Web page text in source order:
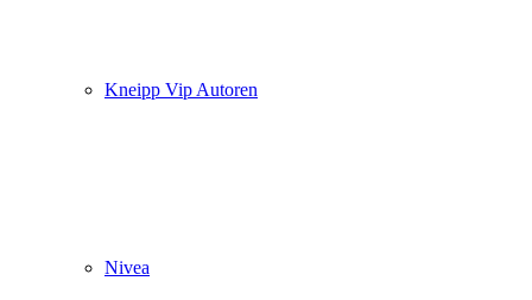
Kneipp Vip Autoren
Nivea